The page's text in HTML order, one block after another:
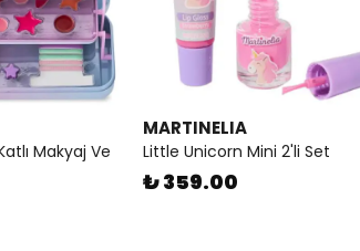
Makyaj Ve
MARTINELIA
Little Unicorn Mini 2'li Set
₺ 359.00